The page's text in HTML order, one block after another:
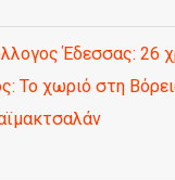
Έδεσσας:
Το χωριό στη